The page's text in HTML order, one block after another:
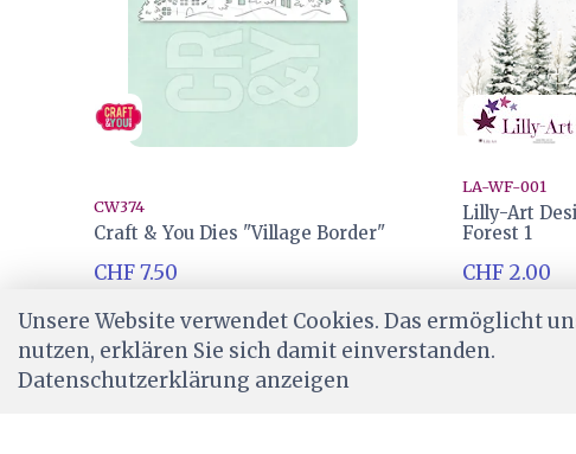
CW374
Craft & You Dies "Village Border"
CHF 7.50
LA-WF-001
Lilly-Art
Forest 1
CHF 2.00
Unsere Website verwendet Cookies. Das ermöglicht
nutzen, erklären Sie sich damit einverstanden.
Datenschutzerklärung anzeigen